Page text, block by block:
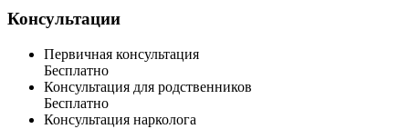
Консультации
Первичная консультация
Бесплатно
Консультация для родственников
Бесплатно
Консультация нарколога